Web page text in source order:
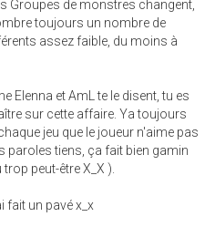
Groupes de monstres changent,
toujours un nombre de
assez faible, du moins à
Elenna et AmL te le disent, tu es
sur cette affaire. Ya toujours
jeu que le joueur n'aime pas
paroles tiens, ça fait bien gamin
peut-être X_X ).
fait un pavé x_x